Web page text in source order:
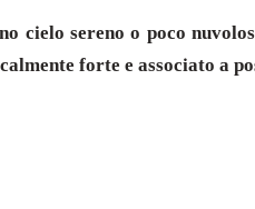
cielo sereno o poco
forte e associato a